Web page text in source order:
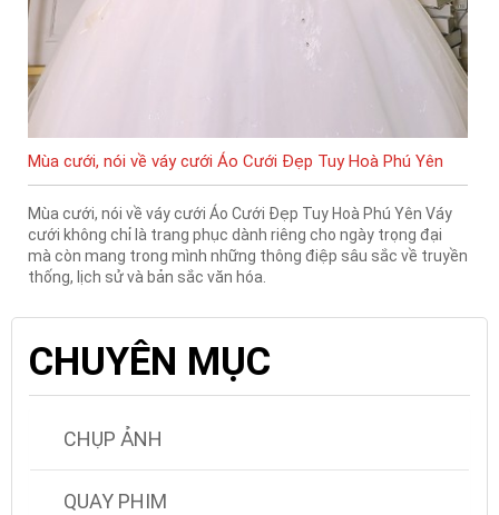
Mùa cưới, nói về váy cưới Áo Cưới Đẹp Tuy Hoà Phú Yên
Mùa cưới, nói về váy cưới Áo Cưới Đẹp Tuy Hoà Phú Yên Váy
cưới không chỉ là trang phục dành riêng cho ngày trọng đại
mà còn mang trong mình những thông điệp sâu sắc về truyền
thống, lịch sử và bản sắc văn hóa.
CHUYÊN MỤC
CHỤP ẢNH
QUAY PHIM